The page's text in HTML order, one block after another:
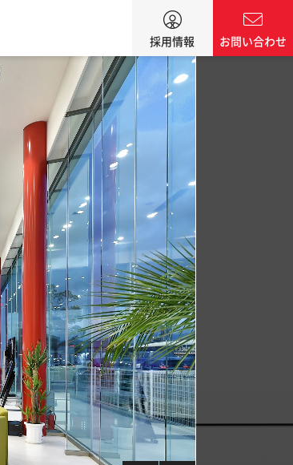
採用情報 お問い合わせ